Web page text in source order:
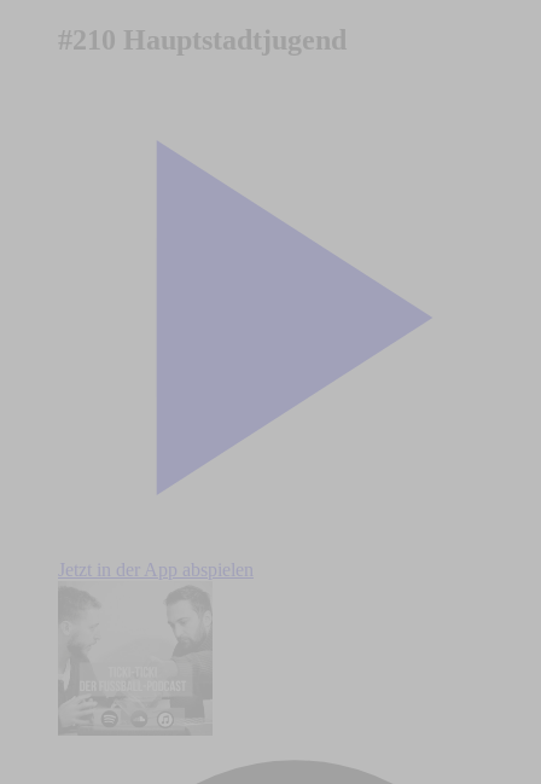
#210 Hauptstadtjugend
Jetzt in der App abspielen